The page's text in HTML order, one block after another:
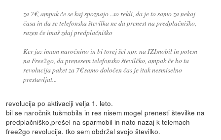
za 7€, ampak če se kaj spoznajo ..so rekli, da je to samo za nekaj
časa in da se telefonska številka ne da prenest na predplačniško,
razen če imaš zdaj predplačniško
Ker jaz imam naročnino in bi torej šel npr. na IZImobil in potem
na Free2go, da prenesem telefonsko številčko, ampak če bo ta
revolucija paket za 7€ samo določen čas je itak nesmiselno
prestavljat...
revolucija po aktivaciji velja 1. leto.
bil se naročnik tušmobila in res nisem mogel prenesti številke na
predplačniško,prešel na sparmobil in nato nazaj k telemach
free2go revolucija. tko sem obdržal svojo številko.